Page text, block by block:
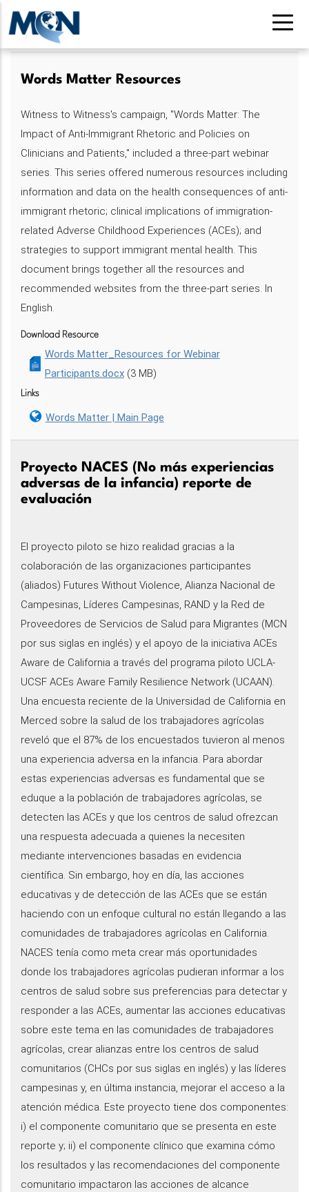
Pasar
contenido
Words Matter Resources
Witness to Witness's campaign, "Words Matter: The
Impact of Anti-Immigrant Rhetoric and Policies on
Clinicians and Patients," included a three-part webinar
series. This series offered numerous resources including
information and data on the health consequences of anti-
immigrant rhetoric; clinical implications of immigration-
related Adverse Childhood Experiences (ACEs); and
strategies to support immigrant mental health. This
document brings together all the resources and
recommended websites from the three-part series. In
English.
Download Resource
Words Matter_Resources for Webinar
Participants.docx (3 MB)
Links
Words Matter | Main Page
Proyecto NACES (No más experiencias
adversas de la infancia) reporte de
evaluación
El proyecto piloto se hizo realidad gracias a la
colaboración de las organizaciones participantes
(aliados) Futures Without Violence, Alianza Nacional de
Campesinas, Líderes Campesinas, RAND y la Red de
Proveedores de Servicios de Salud para Migrantes (MCN
por sus siglas en inglés) y el apoyo de la iniciativa ACEs
Aware de California a través del programa piloto UCLA-
UCSF ACEs Aware Family Resilience Network (UCAAN).
Una encuesta reciente de la Universidad de California en
Merced sobre la salud de los trabajadores agrícolas
reveló que el 87% de los encuestados tuvieron al menos
una experiencia adversa en la infancia. Para abordar
estas experiencias adversas es fundamental que se
eduque a la población de trabajadores agrícolas, se
detecten las ACEs y que los centros de salud ofrezcan
una respuesta adecuada a quienes la necesiten
mediante intervenciones basadas en evidencia
científica. Sin embargo, hoy en día, las acciones
educativas y de detección de las ACEs que se están
haciendo con un enfoque cultural no están llegando a las
comunidades de trabajadores agrícolas en California.
NACES tenía como meta crear más oportunidades
donde los trabajadores agrícolas pudieran informar a los
centros de salud sobre sus preferencias para detectar y
responder a las ACEs, aumentar las acciones educativas
sobre este tema en las comunidades de trabajadores
agrícolas, crear alianzas entre los centros de salud
comunitarios (CHCs por sus siglas en inglés) y las líderes
campesinas y, en última instancia, mejorar el acceso a la
atención médica. Este proyecto tiene dos componentes:
i) el componente comunitario que se presenta en este
reporte y; ii) el componente clínico que examina cómo
los resultados y las recomendaciones del componente
comunitario impactaron las acciones de alcance